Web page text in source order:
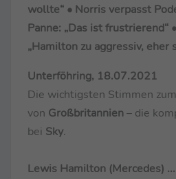
wollte“ • Norris verpasst
Panne: „Das ist frustrierend“
„Hamilton zu aggressiv, eher
Unterföhring, 18.07.2021
Die wichtigsten Stimmen
von Großbritannien– die
bei Sky.
Lewis Hamilton (Mercedes) ...